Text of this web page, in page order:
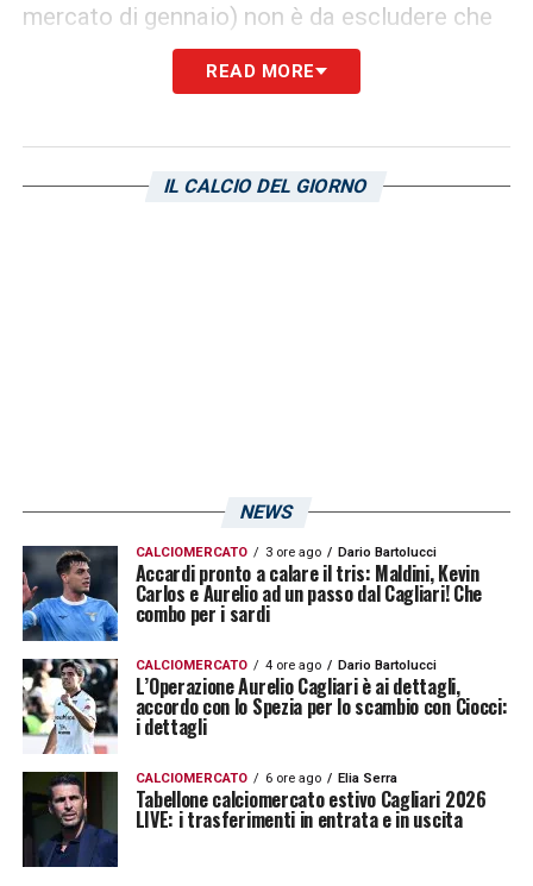
mercato di gennaio) non è da escludere che
la società rossoblù si guardi intorno per
cercare nuovi rinforzi. Da valutare
termini realizzativi, perdendo il posto da
READ MORE
IL CALCIO DEL GIORNO
NEWS
CALCIOMERCATO 3 ore ago Dario Bartolucci
Accardi pronto a calare il tris: Maldini, Kevin
Carlos e Aurelio ad un passo dal Cagliari! Che
combo per i sardi
CALCIOMERCATO 4 ore ago Dario Bartolucci
L’Operazione Aurelio Cagliari è ai dettagli,
accordo con lo Spezia per lo scambio con Ciocci:
i dettagli
CALCIOMERCATO 6 ore ago Elia Serra
Tabellone calciomercato estivo Cagliari 2026
LIVE: i trasferimenti in entrata e in uscita